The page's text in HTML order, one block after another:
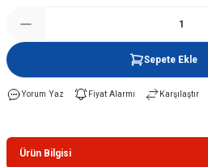
Sepete Ekle
Yorum Yaz Fiyat Alarmı Karşılaştır
Ürün Bilgisi